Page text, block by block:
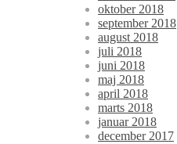
oktober 2018
september 2018
august 2018
juli 2018
juni 2018
maj 2018
april 2018
marts 2018
januar 2018
december 2017